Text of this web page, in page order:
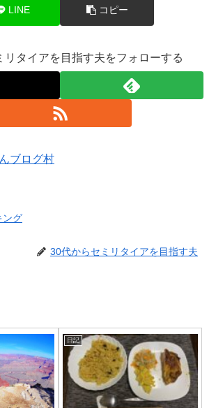
LINE コピー
リタイアを目指す夫をフォローする
ブログ村
ング
30代からセミリタイアを目指す夫
日記